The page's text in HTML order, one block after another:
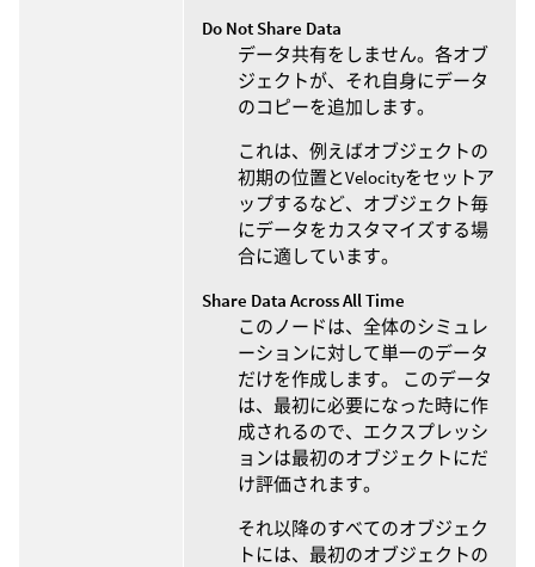
Do Not Share Data
データ共有をしません。各オブ
ジェクトが、それ自身にデータ
のコピーを追加します。
これは、例えばオブジェクトの
初期の位置とVelocityをセットア
ップするなど、オブジェクト毎
にデータをカスタマイズする場
合に適しています。
Share Data Across All Time
このノードは、全体のシミュレ
ーションに対して単一のデータ
だけを作成します。 このデータ
は、最初に必要になった時に作
成されるので、エクスプレッシ
ョンは最初のオブジェクトにだ
け評価されます。
それ以降のすべてのオブジェク
トには、最初のオブジェクトの